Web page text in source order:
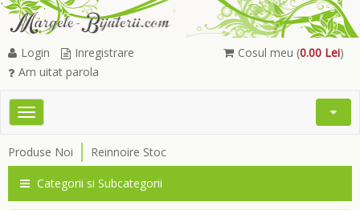
Cosul meu (0.00 Lei)
Login
Inregistrare
Am uitat parola
Toggle
Open
Produse Noi Reinnoire Stoc
Categorii si Subcategorii